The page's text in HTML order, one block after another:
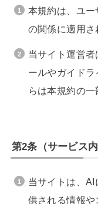
本規約は、ユ
の関係に適用さ
当サイト運営
ールやガイド
らは本規約の一
第2条（サービス内
当サイトは、
供される情報